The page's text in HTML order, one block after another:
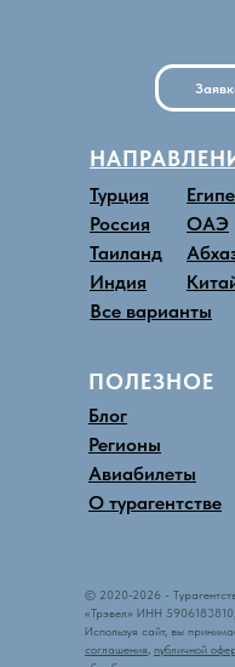
ПОЛЕЗНОЕ
Блог
Регионы
Авиабилеты
О турагентстве
Турция
Россия
Таиланд
Индия
Все варианты
ОАЭ
© 2020-2026 -
«Трэвел» ИНН
Используя сайт, вы
соглашения публичной